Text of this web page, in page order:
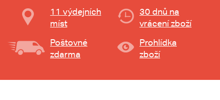
11 výdejních
míst
30 dnů na
vrácení zboží
Poštovné
zdarma
Prohlídka
zboží